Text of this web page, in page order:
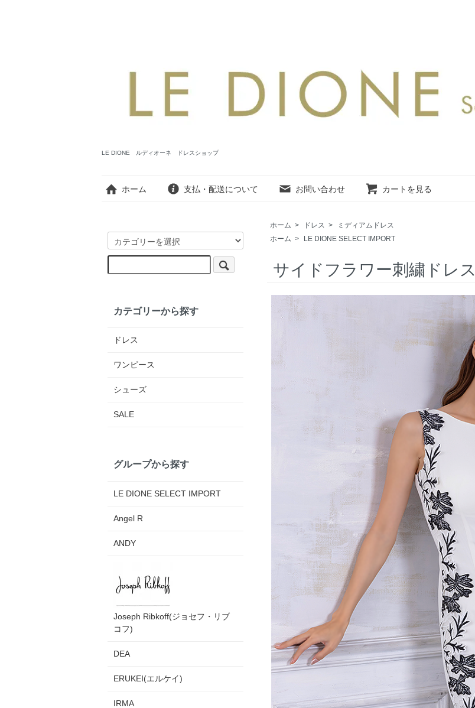
LE DIONE ルディオーネ ドレスショップ
ホーム 支払・配送について お問い合わせ カートを見る
ホーム > ドレス >
ミディアムドレス
ホーム > LE DIONE SELECT IMPORT
サイドフラワー刺繍ドレス
カテゴリーから探す
ドレス
ワンピース
シューズ
SALE
グループから探す
LE DIONE SELECT IMPORT
Angel R
ANDY
Joseph Ribkoff(ジョセフ・リブ
コフ)
DEA
ERUKEI(エルケイ)
IRMA